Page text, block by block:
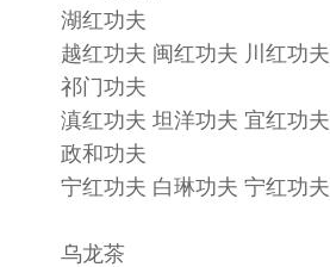
湖红功夫
越红功夫 闽红功夫 川红功夫
祁门功夫
滇红功夫 坦洋功夫 宜红功夫
政和功夫
宁红功夫 白琳功夫 宁红功夫
乌龙茶